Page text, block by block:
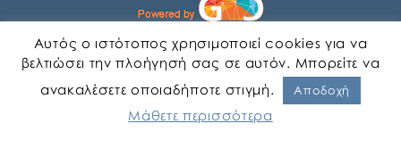
Αυτός ο ιστότοπος χρησιμοποιεί cookies για να
βελτιώσει την πλοήγησή σας σε αυτόν. Μπορείτε να
ανακαλέσετε οποιαδήποτε στιγμή.
Αποδοχή
Μάθετε περισσότερα
Αγγλικα Ελληνικα